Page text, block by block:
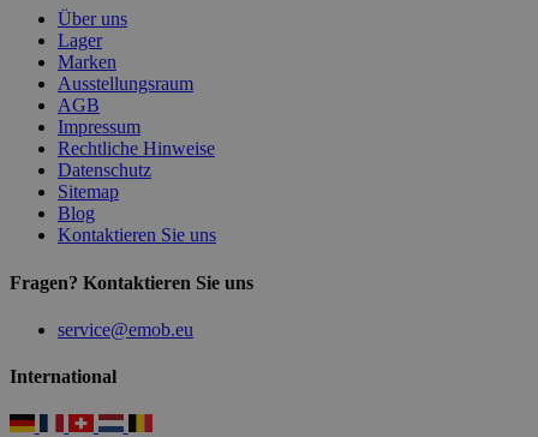
Über uns
Lager
Marken
Ausstellungsraum
AGB
Impressum
Rechtliche Hinweise
Datenschutz
Sitemap
Blog
Kontaktieren Sie uns
Fragen? Kontaktieren Sie uns
service@emob.eu
International